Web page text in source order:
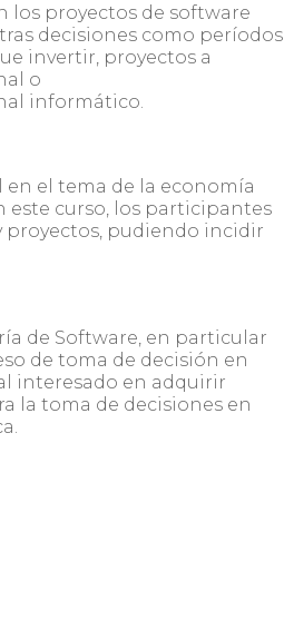
los proyectos de software
decisiones como períodos
invertir, proyectos a
o
informático.
el tema de la economía
este curso, los participantes
proyectos, pudiendo incidir
de Software, en particular
de toma de decisión en
interesado en adquirir
la toma de decisiones en